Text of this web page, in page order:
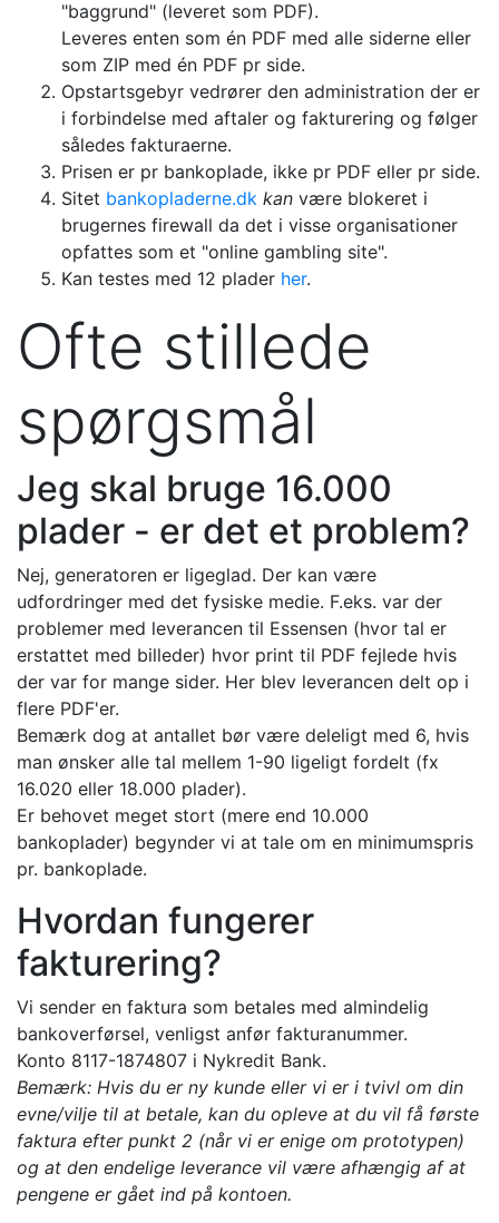
"baggrund" (leveret som PDF).
Leveres enten som én PDF med alle siderne eller
som ZIP med én PDF pr side.
Opstartsgebyr vedrører den administration der er
i forbindelse med aftaler og fakturering og følger
således fakturaerne.
Prisen er pr bankoplade, ikke pr PDF eller pr side.
Sitet bankopladerne.dk kan være blokeret i
brugernes firewall da det i visse organisationer
opfattes som et "online gambling site".
Kan testes med 12 plader her.
Ofte stillede
spørgsmål
Jeg skal bruge 16.000
plader - er det et problem?
Nej, generatoren er ligeglad. Der kan være
udfordringer med det fysiske medie. F.eks. var der
problemer med leverancen til Essensen (hvor tal er
erstattet med billeder) hvor print til PDF fejlede hvis
der var for mange sider. Her blev leverancen delt op i
flere PDF'er.
Bemærk dog at antallet bør være deleligt med 6, hvis
man ønsker alle tal mellem 1-90 ligeligt fordelt (fx
16.020 eller 18.000 plader).
Er behovet meget stort (mere end 10.000
bankoplader) begynder vi at tale om en minimumspris
pr. bankoplade.
Hvordan fungerer
fakturering?
Vi sender en faktura som betales med almindelig
bankoverførsel, venligst anfør fakturanummer.
Konto 8117-1874807 i Nykredit Bank.
Bemærk: Hvis du er ny kunde eller vi er i tvivl om din
evne/vilje til at betale, kan du opleve at du vil få første
faktura efter punkt 2 (når vi er enige om prototypen)
og at den endelige leverance vil være afhængig af at
pengene er gået ind på kontoen.